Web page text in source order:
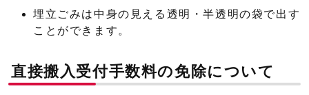
埋立ごみは中身の見える透明・半透明の袋で出す
ことができます。
直接搬入受付手数料の免除について